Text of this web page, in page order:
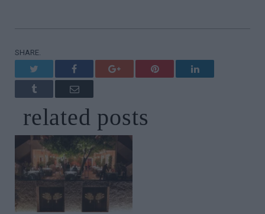
SHARE.
Facebook Google+ Pinterest LinkedIn
Tumblr Email
related posts